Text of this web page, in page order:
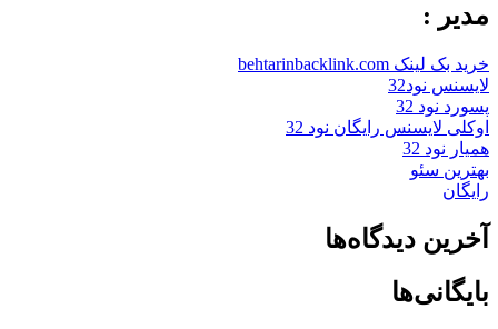
مدیر :
خرید بک لینک behtarinbacklink.com
لایسنس نود32
پسورد نود 32
اوکلی لایسنس رایگان نود 32
همیار نود 32
بهترین سئو
رایگان
آخرین دیدگاه‌ها
بایگانی‌ها